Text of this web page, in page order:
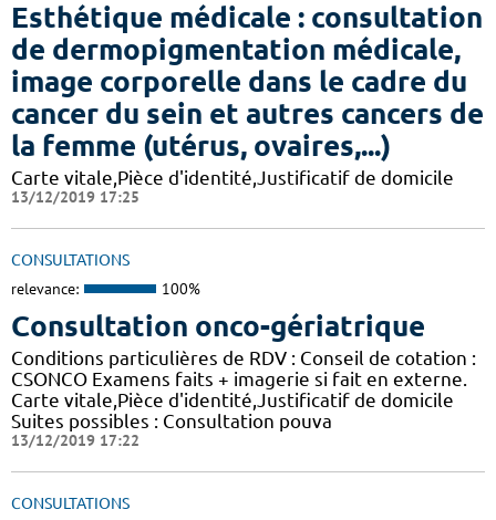
Esthétique médicale : consultation
de dermopigmentation médicale,
image corporelle dans le cadre du
cancer du sein et autres cancers de
la femme (utérus, ovaires,...)
Carte vitale,Pièce d'identité,Justificatif de domicile
13/12/2019 17:25
CONSULTATIONS
relevance: 100%
Consultation onco-gériatrique
Conditions particulières de RDV : Conseil de cotation :
CSONCO Examens faits + imagerie si fait en externe.
Carte vitale,Pièce d'identité,Justificatif de domicile
Suites possibles : Consultation pouva
13/12/2019 17:22
CONSULTATIONS